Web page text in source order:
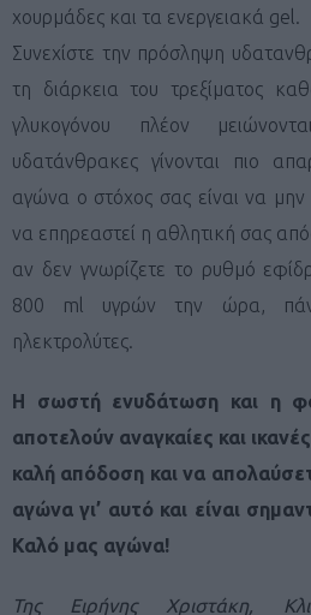
χουρμάδες και τα ενεργειακά gel .
Συνεχίστε την πρόσληψη
τη διάρκεια του τρεξίματος
γλυκογόνου πλέον
υδατάνθρακες γίνονται πιο
αγώνα ο στόχος σας είναι να
να επηρεαστεί η αθλητική σας
αν δεν γνωρίζετε το ρυθμό
800
ml υγρών την ώρα,
ηλεκτρολύτες.
Η σωστή ενυδάτωση και η
αποτελούν αναγκαίες και
καλή απόδοση και να
αγώνα γι’ αυτό και είναι
Καλό μας αγώνα!
Της Ειρήνης Χριστάκη,